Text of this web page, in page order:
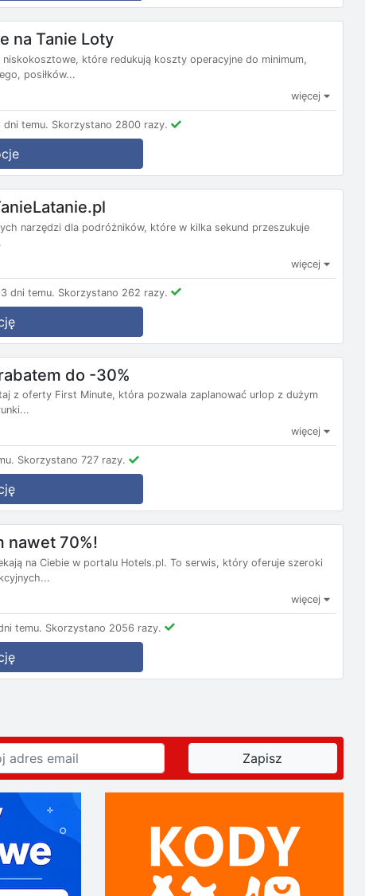
na Tanie Loty
które redukują koszty operacyjne do minimum,
posiłków...
więcej
dni temu. Skorzystano 2800 razy.
narzędzi dla podróżników, które w kilka sekund przeszukuje
więcej
dni temu. Skorzystano 262 razy.
do -30%
z oferty First Minute, która pozwala zaplanować urlop z dużym
więcej
Skorzystano 727 razy.
nawet 70%!
na Ciebie w portalu Hotels.pl. To serwis, który oferuje szeroki
więcej
temu. Skorzystano 2056 razy.